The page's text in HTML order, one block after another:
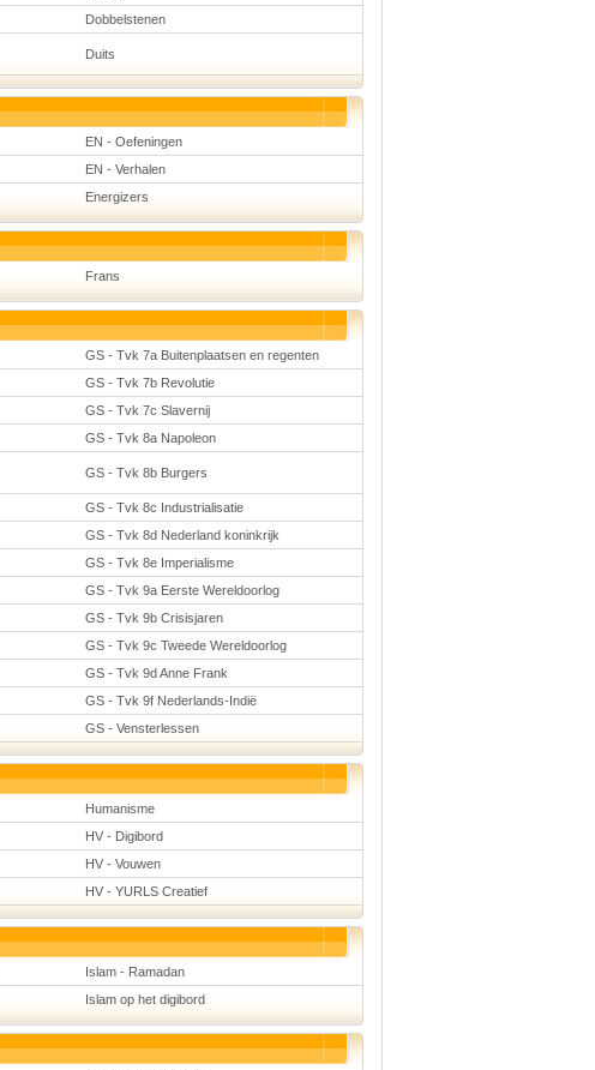
Dobbelstenen
Duits
EN - Oefeningen
EN - Verhalen
Energizers
Frans
GS - Tvk 7a Buitenplaatsen en regenten
GS - Tvk 7b Revolutie
GS - Tvk 7c Slavernij
GS - Tvk 8a Napoleon
GS - Tvk 8b Burgers
GS - Tvk 8c Industrialisatie
GS - Tvk 8d Nederland koninkrijk
GS - Tvk 8e Imperialisme
GS - Tvk 9a Eerste Wereldoorlog
GS - Tvk 9b Crisisjaren
GS - Tvk 9c Tweede Wereldoorlog
GS - Tvk 9d Anne Frank
GS - Tvk 9f Nederlands-Indië
GS - Vensterlessen
Humanisme
HV - Digibord
HV - Vouwen
HV - YURLS Creatief
Islam - Ramadan
Islam op het digibord